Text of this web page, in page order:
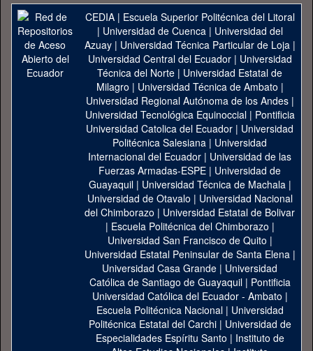
CEDIA| Escuela Superior Politécnica del Litoral
| Universidad de Cuenca| Universidad del
Azuay| Universidad Técnica Particular de Loja|
Universidad Central del Ecuador| Universidad
Técnica del Norte | Universidad Estatal de
Milagro | Universidad Técnica de Ambato |
Universidad Regional Autónoma de los Andes|
Universidad Tecnológica Equinoccial| Pontificia
Universidad Catolica del Ecuador | Universidad
Politécnica Salesiana | Universidad
Internacional del Ecuador | Universidad de las
Fuerzas Armadas-ESPE | Universidad de
Guayaquil| Universidad Técnica de Machala|
Universidad de Otavalo | Universidad Nacional
del Chimborazo | Universidad Estatal de Bolivar
| Escuela Politécnica del Chimborazo |
Universidad San Francisco de Quito |
Universidad Estatal Peninsular de Santa Elena|
Universidad Casa Grande | Universidad
Católica de Santiago de Guayaquil| Pontificia
Universidad Católica del Ecuador - Ambato |
Escuela Politécnica Nacional| Universidad
Politécnica Estatal del Carchi| Universidad de
Especialidades Espíritu Santo | Instituto de